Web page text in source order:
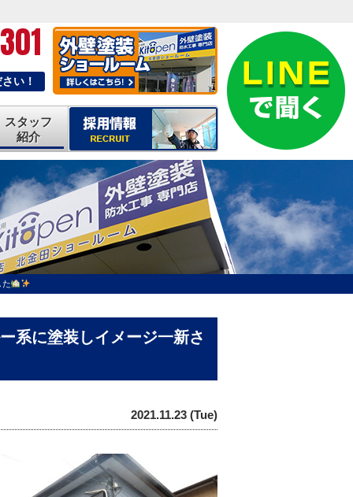
い！
スタッフ
紹介
た
系に塗装しイメージ一新さ
2021.11.23 (Tue)